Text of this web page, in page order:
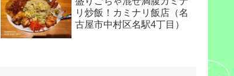
リ炒飯！カミナリ飯店（名
古屋市中村区名駅4丁目）